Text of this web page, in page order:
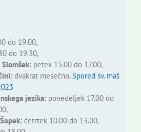
do 19.00,
do 19.30,
Slomšek:petek 15.00 do 17.00,
dvakrat mesečno,Spored sv. maš
jezika:ponedeljek 17.00 do
četrtek 10.00 do 13.00,